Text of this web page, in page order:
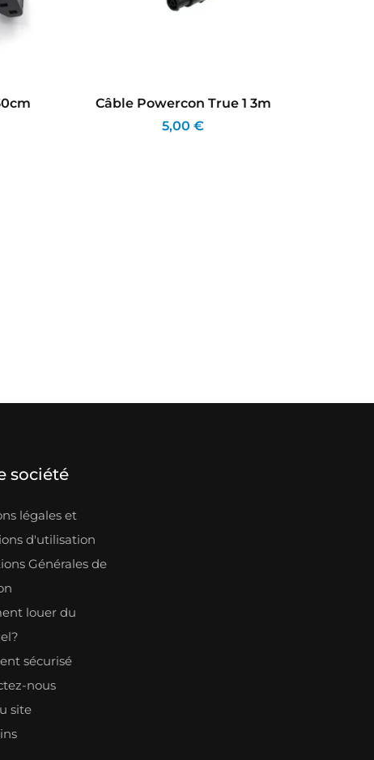
Câble Powercon True 1 3m
5,00 €
société
légales et
d'utilisation
Générales de
louer du
sécurisé
nous
site